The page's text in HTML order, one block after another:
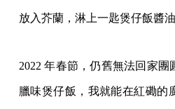
放入芥蘭，淋上一匙煲仔飯醬油
2022 年春節，仍舊無法回家
臘味煲仔飯，我就能在紅磡的